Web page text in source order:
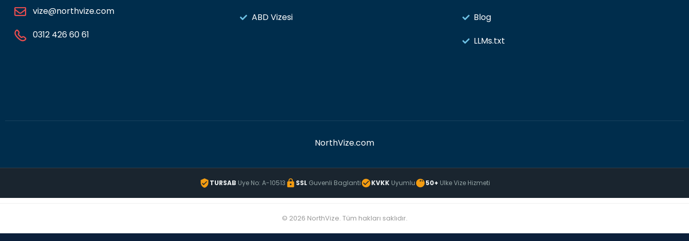
vize@northvize.com
0312 426 60 61
ABD Vizesi
Blog
LLMs.txt
NorthVize.com
TURSAB Uye No: A-10513 SSLGuvenli Baglanti KVKKUyumlu 50+ Ulke Vize Hizmeti
© 2026 NorthVize. Tüm hakları saklıdır.